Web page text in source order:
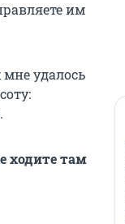
им
удалось
ходите там